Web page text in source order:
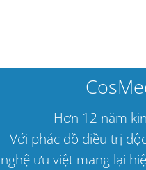
Hơn 12 năm
Với phác đồ điều trị
nghệ ưu việt mang lại